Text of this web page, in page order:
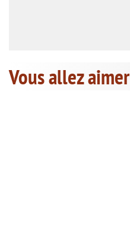
Vous allez aimer